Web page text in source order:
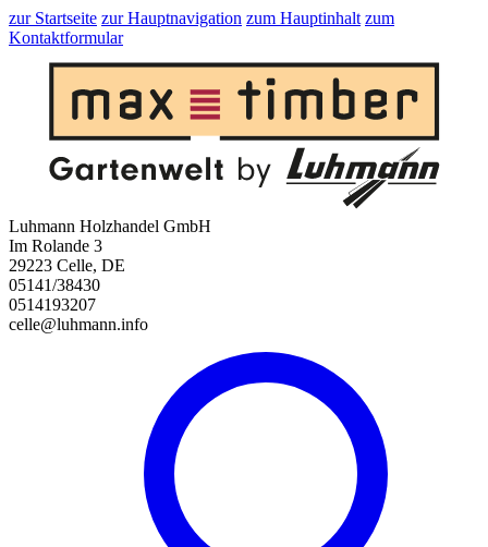
zur Startseite zur Hauptnavigation zum Hauptinhalt zum
Kontaktformular
Luhmann Holzhandel GmbH
Im Rolande 3
29223 Celle, DE
05141/38430
0514193207
celle@luhmann.info